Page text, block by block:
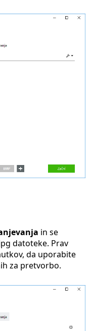
in se
datoteke. Prav
da uporabite
za pretvorbo.